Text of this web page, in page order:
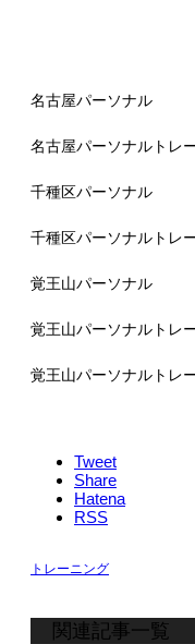
名古屋パーソナル
名古屋パーソナルトレ
千種区パーソナル
千種区パーソナルトレ
覚王山パーソナル
覚王山パーソナルトレ
覚王山パーソナルトレ
Tweet
Share
Hatena
RSS
トレーニング
関連記事一覧